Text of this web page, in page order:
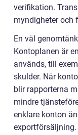
verifikation.
myndigheter och
En väl
Kontoplanen är
används, till
skulder. När
blir rapporterna
mindre
enklare konton
exportförsäljning.